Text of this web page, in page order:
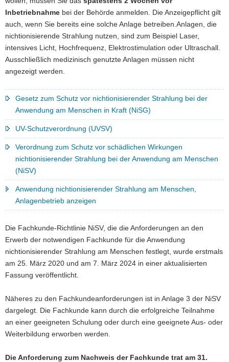
Inbetriebnahme bei der Behörde anmelden. Die Anzeigepflicht gilt
auch, wenn Sie bereits eine solche Anlage betreiben.Anlagen, die
nichtionisierende Strahlung nutzen, sind zum Beispiel Laser,
intensives Licht, Hochfrequenz, Elektrostimulation oder Ultraschall.
Ausschließlich medizinisch genutzte Anlagen müssen nicht
angezeigt werden.
Gesetz zum Schutz vor nichtionisierender Strahlung bei der
Anwendung am Menschen in Kraft (NiSG)
UV-Schutzverordnung (UVSV)
Verordnung zum Schutz vor schädlichen Wirkungen
nichtionisierender Strahlung bei der Anwendung am Menschen
(NiSV)
Anwendung nichtionisierender Strahlung am Menschen,
Anlagenbetrieb anzeigen
Die Fachkunde-Richtlinie NiSV, die die Anforderungen an den
Erwerb der notwendigen Fachkunde für die Anwendung
nichtionisierender Strahlung am Menschen festlegt, wurde erstmals
am 25. März 2020 und am 7. März 2024 in einer aktualisierten
Fassung veröffentlicht.
Näheres zu den Fachkundeanforderungen ist in Anlage 3 der NiSV
dargelegt. Die Fachkunde kann durch die erfolgreiche Teilnahme
an einer geeigneten Schulung oder durch eine geeignete Aus- oder
Weiterbildung erworben werden.
Die Anforderung zum Nachweis der Fachkunde trat am 31.